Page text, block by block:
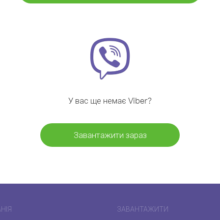
У вас ще немає Viber?
Завантажити зараз
ЗАВАНТАЖИТИ